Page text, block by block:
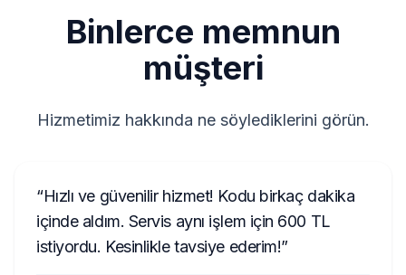
58153123
Binlerce memnun
müşteri
Hizmetimiz hakkında ne söylediklerini görün.
Hızlı ve güvenilir hizmet! Kodu birkaç dakika
içinde aldım. Servis aynı işlem için 600 TL
istiyordu. Kesinlikle tavsiye ederim!